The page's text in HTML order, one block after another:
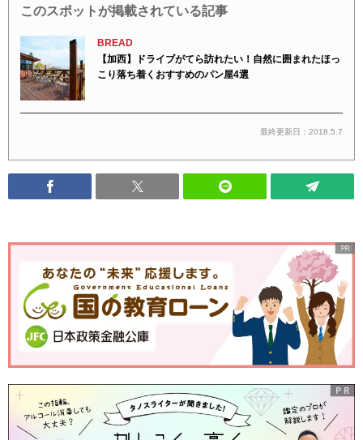
このスポットが掲載されている記事
BREAD
【加西】ドライブがてら訪れたい！自然に囲まれたほっ
こり落ち着くおすすめのパン屋4選
最終更新日：2018.5.7